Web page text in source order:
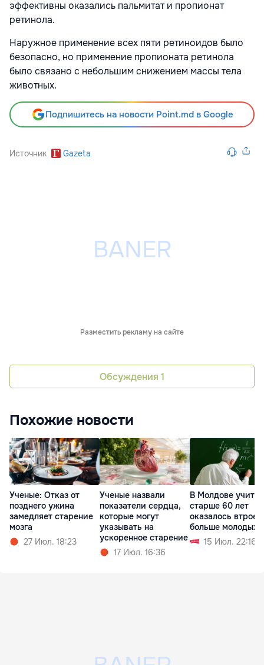
эффективны оказались пальмитат и пропионат
ретинола.
Наружное применение всех пяти ретиноидов было
безопасно, но применение пропионата ретинола
было связано с небольшим снижением массы тела
животных.
Подпишитесь на новости Point.md в Google
Источник Gazeta
Разместить рекламу на сайте
Обсуждения 1
Похожие новости
Ученые: Отказ от
позднего ужина
замедляет старение
мозга
27 Июл. 18:23
Ученые назвали
показатели сердца,
которые могут
указывать на
ускоренное старение
17 Июл. 16:36
В Молдове
старше 60 лет
оказалось втрое
больше молодых
15 Июл. 22:16